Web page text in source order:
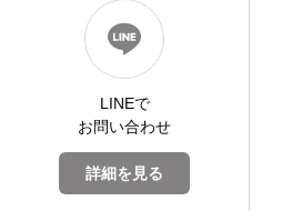
LINEで
お問い合わせ
詳細を見る